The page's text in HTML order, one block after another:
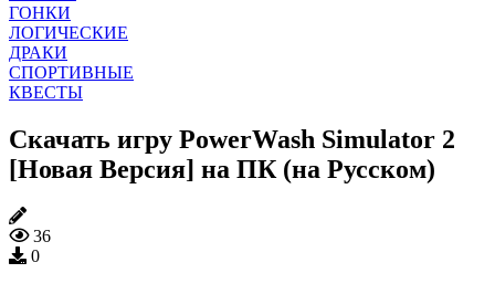
ГОНКИ
ЛОГИЧЕСКИЕ
ДРАКИ
СПОРТИВНЫЕ
КВЕСТЫ
Скачать игру PowerWash Simulator 2
[Новая Версия] на ПК (на Русском)
36
0